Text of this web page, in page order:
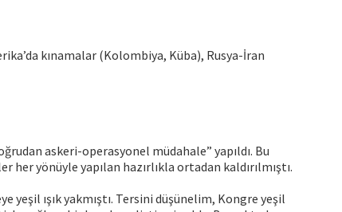
kınamalar (Kolombiya, Küba), Rusya-İran
askeri-operasyonel müdahale” yapıldı. Bu
her yönüyle yapılan hazırlıkla ortadan kaldırılmıştı.
yeşil ışık yakmıştı. Tersini düşünelim, Kongre yeşil